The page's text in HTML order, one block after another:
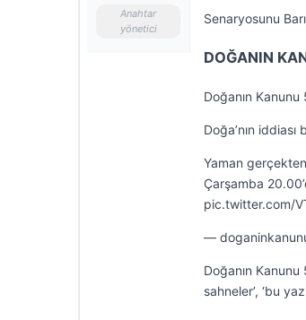
Anahtar
yönetici
Senaryosunu
DOĞANIN
Doğanın Kanunu
Doğa’nın
Yaman
Çarşamba
pic.twitter.com/
—
Doğanın
sahneler’, ‘bu